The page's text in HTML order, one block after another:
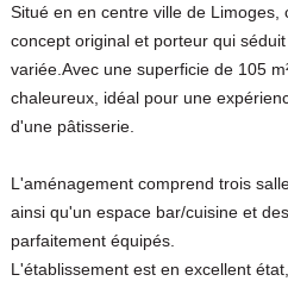
Situé en en centre ville de Limoges,
concept original et porteur qui
variée.Avec une superficie de 105
chaleureux, idéal pour une
d'une pâtisserie.
L'aménagement comprend trois
ainsi qu'un espace bar/cuisine et
parfaitement équipés.
L'établissement est en excellent